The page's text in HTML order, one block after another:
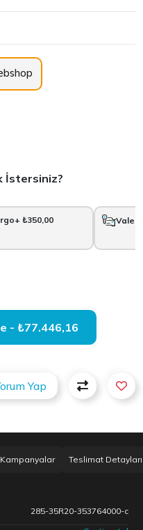
İstersiniz?
+ ₺350,00 Vale
Sepete Ekle - ₺77.446,16
Yap
Kampanyalar Teslimat Detayları
285-35R20-353764000-c